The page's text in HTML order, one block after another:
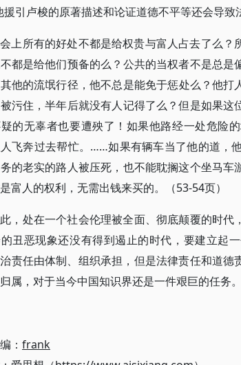
援引卢梭的原著描述和论证道德不平等还会导致
上所有的好处不都是给权贵与富人占去了么
都是给他们预备的么？公共的当权者不是总
他的流氓行径，他不总是能免于惩处么？他
污住，半年后就没有人记得了么？但是如果这
的无辜者也要遭殃了！如果他路经一处危险
飞奔过去帮忙。……如果有辆车当了他的道，
的老实的路人被压死，也不能耽搁这个坐马
人的权利，无需出钱来买的。（53-54页）
，处在一个社会伦理被全面、彻底颠覆的时
丑恶现象还没有得到遏止的时代，要建立起
任由体制、组织承担，但是法律责任和道德
属，对于当今中国知识界还是一件艰巨的任务。
： frank